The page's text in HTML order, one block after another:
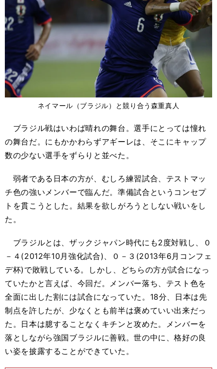
ネイマール（ブラジル）と競り合う森重真人
ブラジル戦はいわば晴れの舞台。選手にとっては憧れ
の舞台だ。にもかかわらずアギーレは、そこにキャップ
数の少ない選手をずらりと並べた。
弱者である日本の方が、むしろ練習試合、テストマッ
チ色の強いメンバーで臨んだ。準備試合というコンセプ
トを貫こうとした。結果を欲しがろうとしない戦いをし
た。
ブラジルとは、ザックジャパン時代にも2度対戦し、０
－４(2012年10月強化試合)、０－３(2013年6月コンフェ
デ杯)で敗戦している。しかし、どちらの方が試合になっ
ていたかと言えば、今回だ。メンバー落ち、テスト色を
全面に出した割には試合になっていた。18分、日本は先
制点を許したが、少なくとも前半は褒めていい出来だっ
た。日本は臆することなくキチンと攻めた。メンバーを
落としながら強国ブラジルに善戦。世の中に、格好の良
い姿を披露することができていた。